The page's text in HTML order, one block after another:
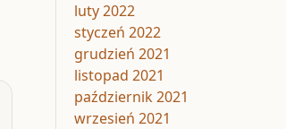
luty 2022
styczeń 2022
grudzień 2021
listopad 2021
październik 2021
wrzesień 2021